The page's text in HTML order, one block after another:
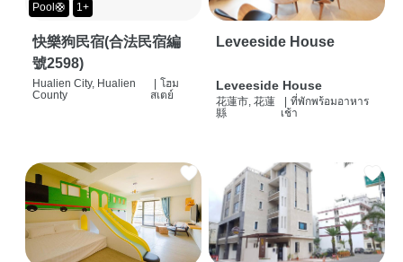
Pool🛟 1+
快樂狗民宿(合法民宿編
號2598)
Hualien City, Hualien
County
โฮม
สเตย์
Leveeside House
Leveeside House
花蓮市, 花蓮
縣
ที่พักพร้อมอาหาร
เช้า